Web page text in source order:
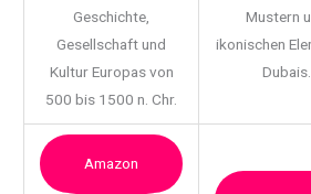
Geschichte,
Gesellschaft und
Kultur Europas von
500 bis 1500 n. Chr.
Mustern
ikonischen
Dubais.
Amazon